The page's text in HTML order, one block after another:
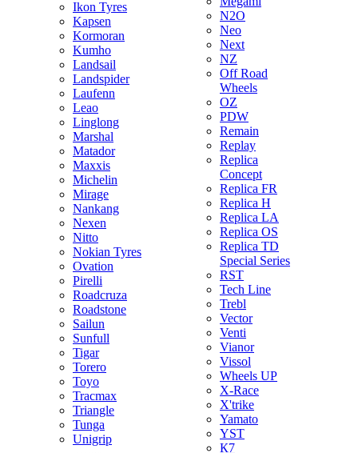
Ikon Tyres
Kapsen
Kormoran
Kumho
Landsail
Landspider
Laufenn
Leao
Linglong
Marshal
Matador
Maxxis
Michelin
Mirage
Nankang
Nexen
Nitto
Nokian Tyres
Ovation
Pirelli
Roadcruza
Roadstone
Sailun
Sunfull
Tigar
Torero
Toyo
Tracmax
Triangle
Tunga
Unigrip
N2O
Neo
Next
NZ
Off Road
Wheels
OZ
PDW
Remain
Replay
Replica
Concept
Replica FR
Replica H
Replica LA
Replica OS
Replica TD
Special Series
RST
Tech Line
Trebl
Vector
Venti
Vianor
Vissol
Wheels UP
X-Race
X'trike
Yamato
YST
К7